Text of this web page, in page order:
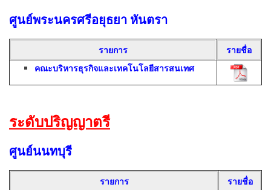
ศูนย์พระนครศรีอยุธยา หันตรา
รายการ
รายชื่อ
คณะบริหารธุรกิจและเทคโนโลยีสารสนเทศ
ระดับปริญญาตรี
ศูนย์นนทบุรี
รายการ
รายชื่อ